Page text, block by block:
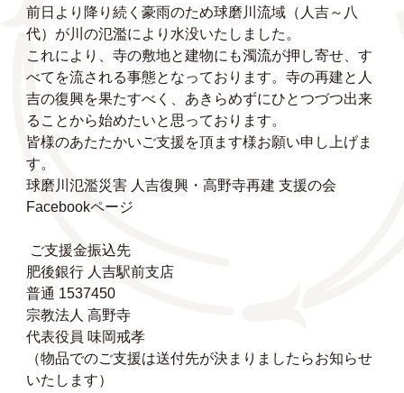
前日より降り続く豪雨のため球磨川流域（人吉～八
代）が川の氾濫により水没いたしました。
これにより、寺の敷地と建物にも濁流が押し寄せ、す
べてを流される事態となっております。寺の再建と人
吉の復興を果たすべく、あきらめずにひとつづつ出来
ることから始めたいと思っております。
皆様のあたたかいご支援を頂ます様お願い申し上げま
す。
球磨川氾濫災害 人吉復興・高野寺再建 支援の会
Facebookページ
ご支援金振込先
肥後銀行 人吉駅前支店
普通 1537450
宗教法人 高野寺
代表役員 味岡戒孝
（物品でのご支援は送付先が決まりましたらお知らせ
いたします）